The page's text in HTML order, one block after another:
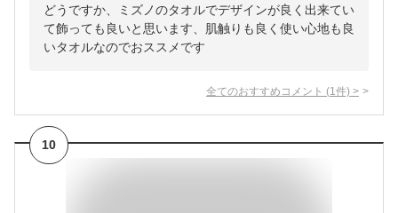
どうですか、ミズノのタオルでデザインが良く出来てい
て飾っても良いと思います、肌触りも良く使い心地も良
いタオルなのでおススメです
全てのおすすめコメント (1 件) >
10